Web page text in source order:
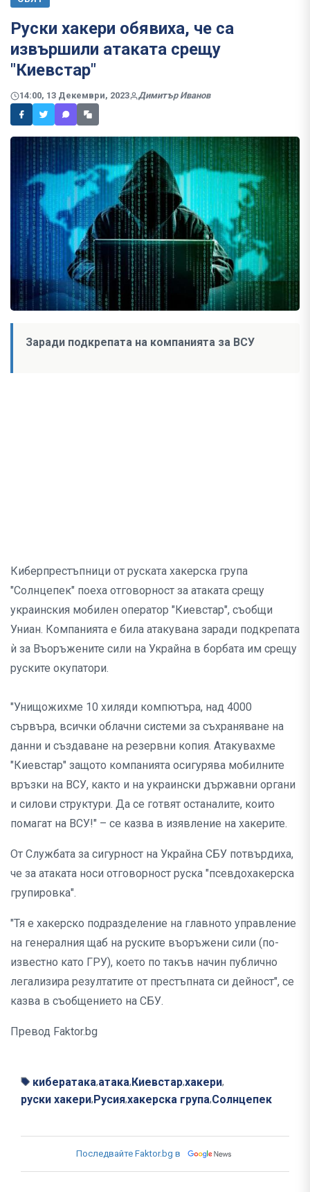
Руски хакери обявиха, че са
извършили атаката срещу
"Киевстар"
14:00, 13 Декември, 2023 Димитър Иванов
Заради подкрепата на компанията за ВСУ
Киберпрестъпници от руската хакерска група
"Солнцепек" поеха отговорност за атаката срещу
украинския мобилен оператор "Киевстар", съобщи
Униан. Компанията е била атакувана заради подкрепата
ѝ за Въоръжените сили на Украйна в борбата им срещу
руските окупатори.
"Унищожихме 10 хиляди компютъра, над 4000
сървъра, всички облачни системи за съхраняване на
данни и създаване на резервни копия. Атакувахме
"Киевстар" защото компанията осигурява мобилните
връзки на ВСУ, както и на украински държавни органи
и силови структури. Да се готвят останалите, които
помагат на ВСУ!" – се казва в изявление на хакерите.
От Службата за сигурност на Украйна СБУ потвърдиха,
че за атаката носи отговорност руска "псевдохакерска
групировка".
"Тя е хакерско подразделение на главното управление
на генералния щаб на руските въоръжени сили (по-
известно като ГРУ), което по такъв начин публично
легализира резултатите от престъпната си дейност", се
казва в съобщението на СБУ.
Превод Faktor.bg
кибератака,атака,Киевстар,хакери,
руски хакери,Русия,хакерска група,Солнцепек
Последвайте Faktor.bg в